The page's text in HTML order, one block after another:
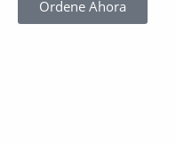
Ordene Ahora